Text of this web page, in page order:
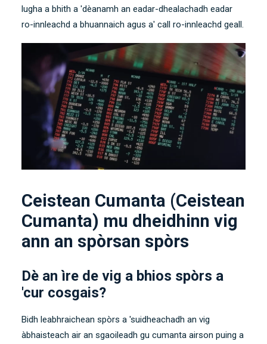
lugha a bhith a 'dèanamh an eadar-dhealachadh eadar
ro-innleachd a bhuannaich agus a' call ro-innleachd geall.
Ceistean Cumanta (Ceistean
Cumanta) mu dheidhinn vig
ann an spòrsan spòrs
Dè an ìre de vig a bhios spòrs a
'cur cosgais?
Bidh leabhraichean spòrs a 'suidheachadh an vig
àbhaisteach air an sgaoileadh gu cumanta airson puing a